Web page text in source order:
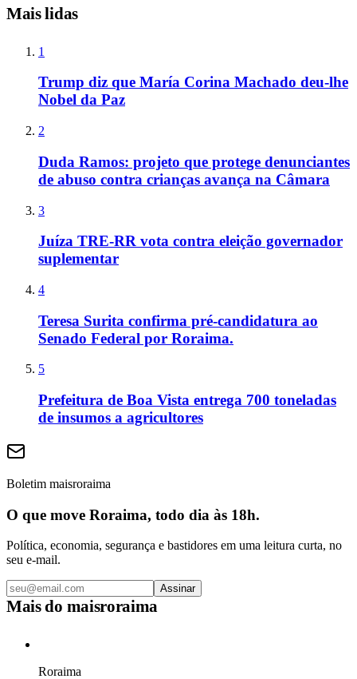
Mais lidas
1
Trump diz que María Corina Machado deu-lhe
Nobel da Paz
2
Duda Ramos: projeto que protege denunciantes
de abuso contra crianças avança na Câmara
3
Juíza TRE-RR vota contra eleição governador
suplementar
4
Teresa Surita confirma pré-candidatura ao
Senado Federal por Roraima.
5
Prefeitura de Boa Vista entrega 700 toneladas
de insumos a agricultores
Boletim maisroraima
O que move Roraima, todo dia às 18h.
Política, economia, segurança e bastidores em uma leitura curta, no
seu e-mail.
Assinar
Mais do maisroraima
Roraima